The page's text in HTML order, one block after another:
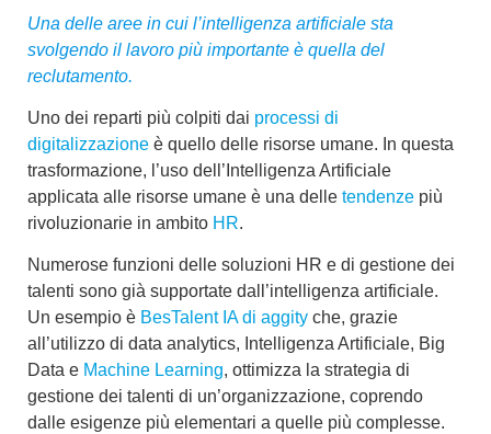
Una delle aree in cui l’intelligenza artificiale sta
svolgendo il lavoro più importante è quella del
reclutamento.
Uno dei reparti più colpiti dai processi di
digitalizzazione è quello delle risorse umane. In questa
trasformazione, l’uso dell’ Intelligenza Artificiale
applicata alle risorse umane è una delle tendenze più
rivoluzionarie in ambito HR.
Numerose funzioni delle soluzioni HR e di gestione dei
talenti sono già supportate dall’intelligenza artificiale.
Un esempio è BesTalent IA di aggity che, grazie
all’utilizzo di data analytics, Intelligenza Artificiale, Big
Data e Machine Learning, ottimizza la strategia di
gestione dei talenti di un’organizzazione, coprendo
dalle esigenze più elementari a quelle più complesse.